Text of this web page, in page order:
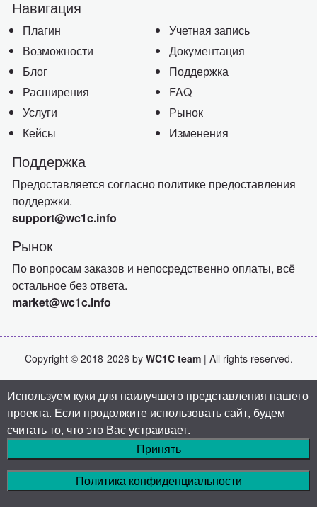
Навигация
Плагин
Возможности
Блог
Расширения
Услуги
Кейсы
Учетная запись
Документация
Поддержка
FAQ
Рынок
Изменения
Поддержка
Предоставляется согласно политике предоставления
поддержки.
support@wc1c.info
Рынок
По вопросам заказов и непосредственно оплаты, всё
остальное без ответа.
market@wc1c.info
Copyright © 2018-2026 by WC1C team| All rights reserved.
Используем куки для наилучшего представления нашего
проекта. Если продолжите использовать сайт, будем
считать то, что это Вас устраивает.
Принять
Политика конфиденциальности